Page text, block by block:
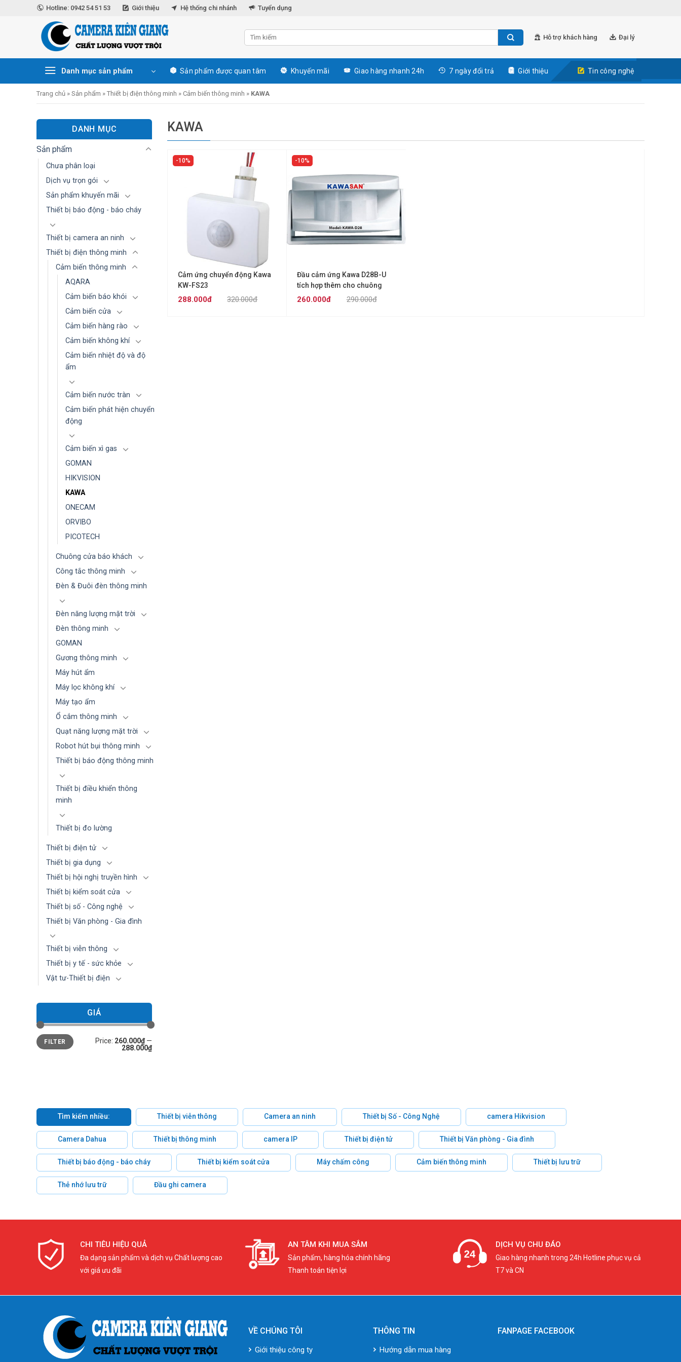
Hotline: 0942 54 51 53 Giới thiệu Hệ thống chi nhánh Tuyển dụng
Hỗ trợ khách hàng Đại lý
Danh mục sản phẩm Sản phẩm được quan tâm Khuyến mãi Giao hàng nhanh 24h 7 ngày đổi trả Giới thiệu Tin công nghệ
Trang chủ » Sản phẩm » Thiết bị điện thông minh » Cảm biến thông minh » KAWA
DANH MỤC
Sản phẩm
Chưa phân loại
Dịch vụ trọn gói
Sản phẩm khuyến mãi
Thiết bị báo động - báo cháy
Thiết bị camera an ninh
Thiết bị điện thông minh
Cảm biến thông minh
AQARA
Cảm biến báo khói
Cảm biến cửa
Cảm biến hàng rào
Cảm biến không khí
Cảm biến nhiệt độ và độ
ẩm
Cảm biến nước tràn
Cảm biến phát hiện chuyển
động
Cảm biến xì gas
GOMAN
HIKVISION
KAWA
ONECAM
ORVIBO
PICOTECH
Chuông cửa báo khách
Công tắc thông minh
Đèn & Đuôi đèn thông minh
Đèn năng lượng mặt trời
Đèn thông minh
GOMAN
Gương thông minh
Máy hút ẩm
Máy lọc không khí
Máy tạo ẩm
Ổ cắm thông minh
Quạt năng lượng mặt trời
Robot hút bụi thông minh
Thiết bị báo động thông minh
Thiết bị điều khiển thông
minh
Thiết bị đo lường
Thiết bị điện tử
Thiết bị gia dụng
Thiết bị hội nghị truyền hình
Thiết bị kiểm soát cửa
Thiết bị số - Công nghệ
Thiết bị Văn phòng - Gia đình
Thiết bị viễn thông
Thiết bị y tế - sức khỏe
Vật tư-Thiết bị điện
GIÁ
Min
price
Max
priceFILTER Price: 260.000₫ —
288.000₫
KAWA
10%
Cảm ứng chuyển động Kawa
KW-FS23
320.000đ
288.000đ
10%
Đầu cảm ứng Kawa D28B-U
tích hợp thêm cho chuông
cửa
290.000đ
260.000đ
Tìm kiếm nhiều: Thiết bị viễn thông Camera an ninh Thiết bị Số - Công Nghệ camera Hikvision
Camera Dahua Thiết bị thông minh camera IP Thiết bị điện tử Thiết bị Văn phòng - Gia đình
Thiết bị báo động - báo cháy Thiết bị kiểm soát cửa Máy chấm công Cảm biến thông minh Thiết bị lưu trữ
Thẻ nhớ lưu trữ Đầu ghi camera
CHI TIÊU HIỆU QUẢ
Đa dạng sản phẩm và dịch vụ Chất lượng cao
với giá ưu đãi
AN TÂM KHI MUA SẮM
Sản phẩm, hàng hóa chính hãng
Thanh toán tiện lợi
DỊCH VỤ CHU ĐÁO
Giao hàng nhanh trong 24h Hotline phục vụ cả
T7 và CN
VỀ CHÚNG TÔI
Giới thiệu công ty
THÔNG TIN
Hướng dẫn mua hàng
FANPAGE FACEBOOK